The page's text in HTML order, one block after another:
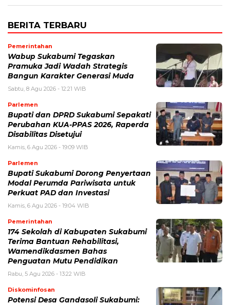
BERITA TERBARU
Pemerintahan
Wabup Sukabumi Tegaskan
Pramuka Jadi Wadah Strategis
Bangun Karakter Generasi Muda
Sabtu, 8 Agu 2026 - 12:21 WIB
Parlemen
Bupati dan DPRD Sukabumi Sepakati
Perubahan KUA-PPAS 2026, Raperda
Disabilitas Disetujui
Kamis, 6 Agu 2026 - 19:09 WIB
Parlemen
Bupati Sukabumi Dorong Penyertaan
Modal Perumda Pariwisata untuk
Perkuat PAD dan Investasi
Kamis, 6 Agu 2026 - 19:04 WIB
Pemerintahan
174 Sekolah di Kabupaten Sukabumi
Terima Bantuan Rehabilitasi,
Wamendikdasmen Bahas
Penguatan Mutu Pendidikan
Rabu, 5 Agu 2026 - 13:22 WIB
Diskominfosan
Potensi Desa Gandasoli Sukabumi: